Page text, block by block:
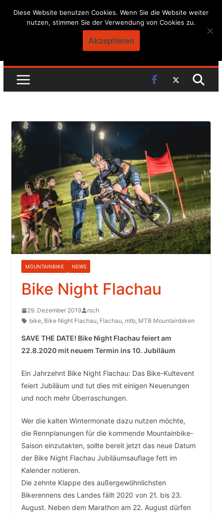
Skip
MOUNTAINBIKE NEWS
Bike Night Flachau
29. Dezember 2019
rsch
bike, Bike Night Flachau, Flachau, mtb, MTB Mountainbiken
SAVE THE DATE! Bike Night Flachau feiert am
22.8.2020 mit neuem Termin ins 10. Jubiläum
Ein Jahrzehnt Bike Night Flachau: Das Bike-Kultevent
feiert Jubiläum und tut dies mit einigen Neuerungen
und noch mehr Überraschungen.
Wer die kalten Wintermonate dazu nutzen möchte,
die Rennplanungen für die kommende Mountainbike-
Saison einzutakten, sollte bereit jetzt das neue Datum
der Bike Night Flachau Jubiläumsauflage fett im
Kalender notieren.
Die zehnte Klappe des außergewöhnlichsten
Bikerennens des Landes fällt 2020 von 21. bis 23.
August. Neben dem Marathon am 22. August dürfen
Diese Website benutzen Cookies. Wenn Sie die Website weiter
nutzen, stimmen Sie der Verwendung von Cookies zu.
Akzeptieren